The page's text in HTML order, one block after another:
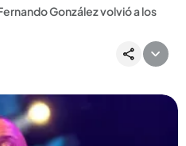
González volvió a los
de su cirugía de corazón.
de los alumbrados